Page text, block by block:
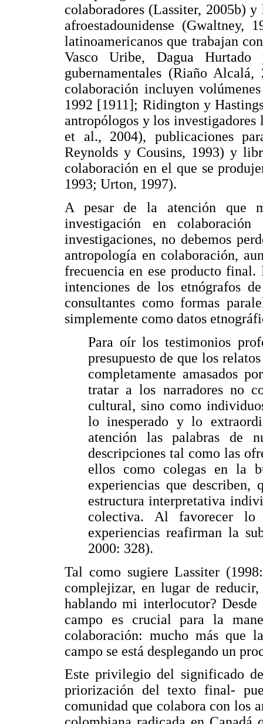
colaboradores (Lassiter, 2005b)
afroestadounidense (Gwaltney,
latinoamericanos que trabajan
Vasco Uribe, Dagua
gubernamentales (Riaño
colaboración incluyen
1992 [1911]; Ridington y
antropólogos y los investigadores
et al., 2004), publicaciones
Reynolds y Cousins, 1993) y
colaboración en el que se
1993; Urton, 1997).
A pesar de la atención que
investigación en
investigaciones, no debemos
antropología en colaboración,
frecuencia en ese producto final.
intenciones de los etnógrafos
consultantes como formas
simplemente como datos
Para oír los testimonios
presupuesto de que los
completamente amasados
tratar a los narradores no
cultural, sino como
lo inesperado y lo
atención las palabras de
descripciones tal como las
ellos como colegas en la
experiencias que
estructura interpretativa
colectiva. Al favorecer lo
experiencias reafirman la
2000: 328).
Tal como sugiere Lassiter
complejizar, en lugar de
hablando mi interlocutor?
campo es crucial para la
colaboración: mucho más que
campo se está desplegando un
Este privilegio del significado
priorización del texto final-
comunidad que colabora con los